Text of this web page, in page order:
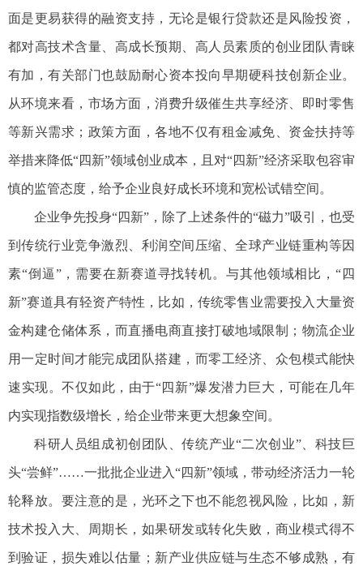
面是更易获得的融资支持，无论是银行贷款还是风险投资，
都对高技术含量、高成长预期、高人员素质的创业团队青睐
有加，有关部门也鼓励耐心资本投向早期硬科技创新企业。
从环境来看，市场方面，消费升级催生共享经济、即时零售
等新兴需求；政策方面，各地不仅有租金减免、资金扶持等
举措来降低“四新”领域创业成本，且对“四新”经济采取包容审
慎的监管态度，给予企业良好成长环境和宽松试错空间。
企业争先投身“四新”，除了上述条件的“磁力”吸引，也受
到传统行业竞争激烈、利润空间压缩、全球产业链重构等因
素“倒逼”，需要在新赛道寻找转机。与其他领域相比，“四
新”赛道具有轻资产特性，比如，传统零售业需要投入大量资
金构建仓储体系，而直播电商直接打破地域限制；物流企业
用一定时间才能完成团队搭建，而零工经济、众包模式能快
速实现。不仅如此，由于“四新”爆发潜力巨大，可能在几年
内实现指数级增长，给企业带来更大想象空间。
科研人员组成初创团队、传统产业“二次创业”、科技巨
头“尝鲜”……一批批企业进入“四新”领域，带动经济活力一轮
轮释放。要注意的是，光环之下也不能忽视风险，比如，新
技术投入大、周期长，如果研发或转化失败，商业模式得不
到验证，损失难以估量；新产业供应链与生态不够成熟，有